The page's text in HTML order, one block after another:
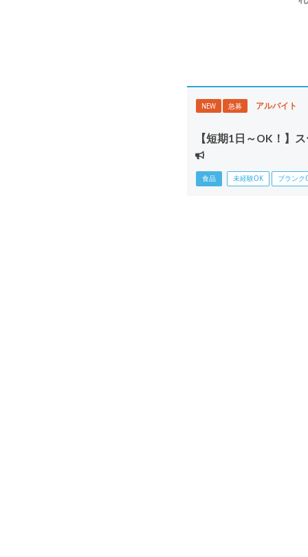
NEW 急募 アルバイト
【短期1日～OK！】
食品 未経験OK ブランク